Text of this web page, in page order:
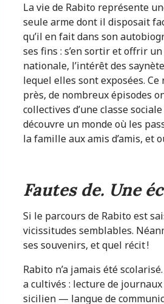
La vie de Rabito représente
seule arme dont il disposait
qu’il en fait dans son
ses fins : s’en sortir et offrir
nationale, l’intérêt des
lequel elles sont exposées.
près, de nombreux épisodes
collectives d’une classe
découvre un monde où les
la famille aux amis d’amis, et
Fautes de. Une
Si le parcours de Rabito est
vicissitudes semblables.
ses souvenirs, et quel récit !
Rabito n’a jamais été
a cultivés : lecture de
sicilien — langue de